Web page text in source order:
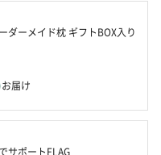
ダーメイド枕 ギフトBOX入り
お届け
サポートFLAG